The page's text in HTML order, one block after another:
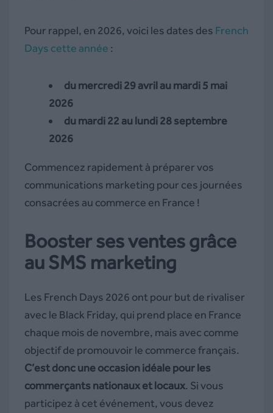
Pour rappel, en 2026, voici les dates des French
Days cette année :
du mercredi 29 avril au mardi 5 mai
2026
du mardi 22 au lundi 28 septembre
2026
Commencez rapidement à préparer vos
communications marketing pour ces journées
consacrées au commerce en France !
Booster ses ventes grâce
au SMS marketing
Les French Days 2026 ont pour but de rivaliser
avec le Black Friday, qui prend place en France
chaque mois de novembre, mais avec comme
objectif de promouvoir le commerce français.
C’est donc une occasion idéale pour les
commerçants nationaux et locaux. Si vous
participez à cet événement, vous devez